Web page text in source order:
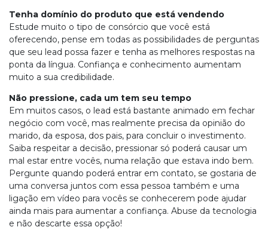
Tenha domínio do produto que está vendendo
Estude muito o tipo de consórcio que você está
oferecendo, pense em todas as possibilidades de perguntas
que seu lead possa fazer e tenha as melhores respostas na
ponta da língua. Confiança e conhecimento aumentam
muito a sua credibilidade.
Não pressione, cada um tem seu tempo
Em muitos casos, o lead está bastante animado em fechar
negócio com você, mas realmente precisa da opinião do
marido, da esposa, dos pais, para concluir o investimento.
Saiba respeitar a decisão, pressionar só poderá causar um
mal estar entre vocês, numa relação que estava indo bem.
Pergunte quando poderá entrar em contato, se gostaria de
uma conversa juntos com essa pessoa também e uma
ligação em vídeo para vocês se conhecerem pode ajudar
ainda mais para aumentar a confiança. Abuse da tecnologia
e não descarte essa opção!